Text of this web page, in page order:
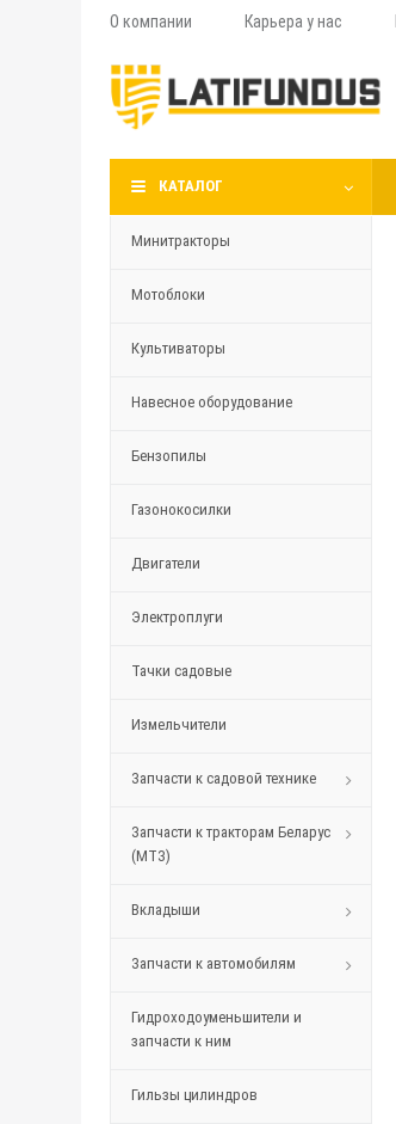
О компании Карьера у нас
КАТАЛОГ
Минитракторы
Мотоблоки
Культиваторы
Навесное оборудование
Бензопилы
Газонокосилки
Двигатели
Электроплуги
Тачки садовые
Измельчители
Запчасти к садовой технике
Запчасти к тракторам Беларус
(МТЗ)
Вкладыши
Запчасти к автомобилям
Гидроходоуменьшители и
запчасти к ним
Гильзы цилиндров